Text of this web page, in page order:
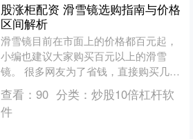
股涨柜配资 滑雪镜选购指南与价格
区间解析
滑雪镜目前在市面上的价格都百元起，
小编也建议大家购买百元以上的滑雪
镜。 很多网友为了省钱，直接购买几十
块钱的滑雪镜。 不是说不可以哈，而是
几十块钱的滑雪镜，它的....
查看： 90 分类： 炒股10倍杠杆软
件